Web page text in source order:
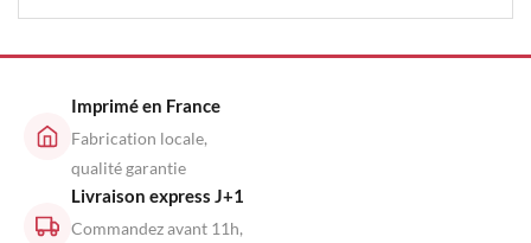
Imprimé en France
Fabrication locale,
qualité garantie
Livraison express J+1
Commandez avant 11h,